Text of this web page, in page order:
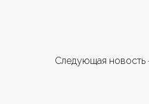
Следующая новость